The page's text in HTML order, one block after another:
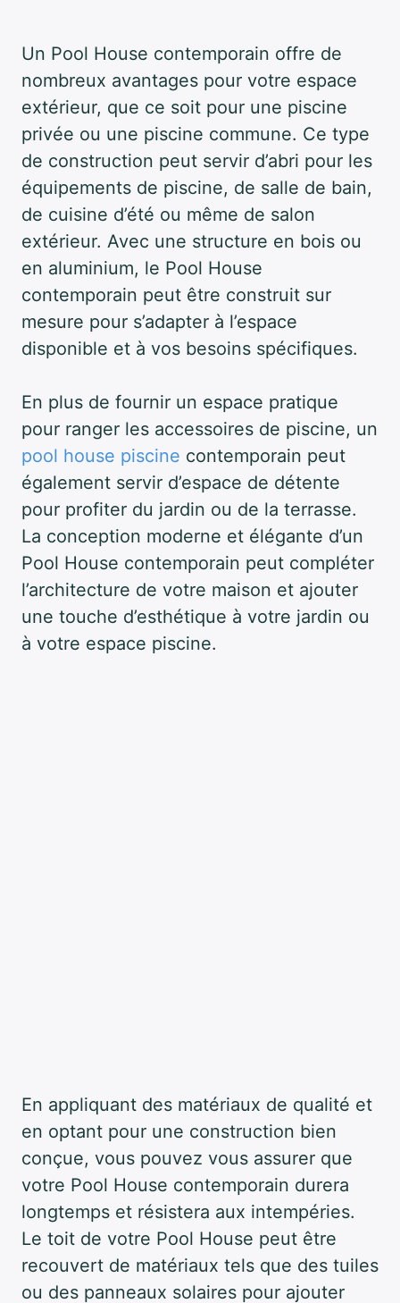
Un Pool House contemporain offre de
nombreux avantages pour votre espace
extérieur, que ce soit pour une piscine
privée ou une piscine commune. Ce type
de construction peut servir d’abri pour les
équipements de piscine, de salle de bain,
de cuisine d’été ou même de salon
extérieur. Avec une structure en bois ou
en aluminium, le Pool House
contemporain peut être construit sur
mesure pour s’adapter à l’espace
disponible et à vos besoins spécifiques.
En plus de fournir un espace pratique
pour ranger les accessoires de piscine, un
pool house piscine contemporain peut
également servir d’espace de détente
pour profiter du jardin ou de la terrasse.
La conception moderne et élégante d’un
Pool House contemporain peut compléter
l’architecture de votre maison et ajouter
une touche d’esthétique à votre jardin ou
à votre espace piscine.
En appliquant des matériaux de qualité et
en optant pour une construction bien
conçue, vous pouvez vous assurer que
votre Pool House contemporain durera
longtemps et résistera aux intempéries.
Le toit de votre Pool House peut être
recouvert de matériaux tels que des tuiles
ou des panneaux solaires pour ajouter